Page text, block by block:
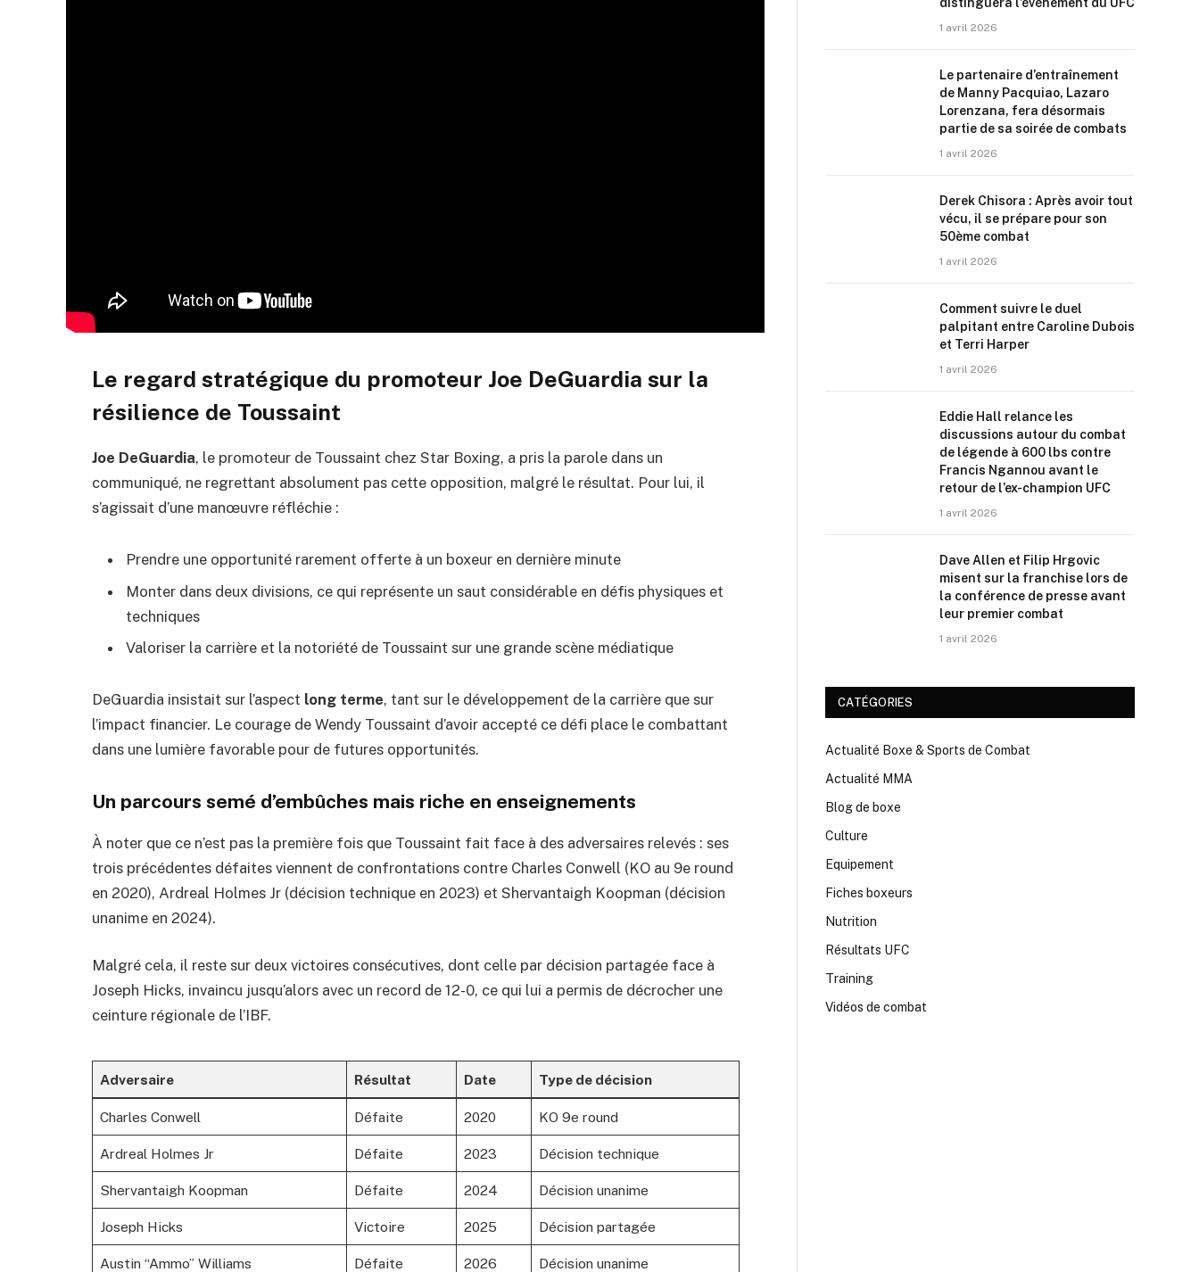
Le regard stratégique du promoteur Joe DeGuardia sur la
résilience de Toussaint
Joe DeGuardia, le promoteur de Toussaint chez Star Boxing, a pris la parole dans un
communiqué, ne regrettant absolument pas cette opposition, malgré le résultat. Pour lui, il
s’agissait d’une manœuvre réfléchie :
Prendre une opportunité rarement offerte à un boxeur en dernière minute
Monter dans deux divisions, ce qui représente un saut considérable en défis physiques et
techniques
Valoriser la carrière et la notoriété de Toussaint sur une grande scène médiatique
DeGuardia insistait sur l’aspect long terme, tant sur le développement de la carrière que sur
l’impact financier. Le courage de Wendy Toussaint d’avoir accepté ce défi place le combattant
dans une lumière favorable pour de futures opportunités.
Un parcours semé d’embûches mais riche en enseignements
À noter que ce n’est pas la première fois que Toussaint fait face à des adversaires relevés : ses
trois précédentes défaites viennent de confrontations contre Charles Conwell (KO au 9e round
en 2020), Ardreal Holmes Jr (décision technique en 2023) et Shervantaigh Koopman (décision
unanime en 2024).
Malgré cela, il reste sur deux victoires consécutives, dont celle par décision partagée face à
Joseph Hicks, invaincu jusqu’alors avec un record de 12-0, ce qui lui a permis de décrocher une
ceinture régionale de l’IBF.
Adversaire Résultat Date Type de décision
Charles Conwell Défaite 2020 KO 9e round
Ardreal Holmes Jr Défaite 2023 Décision technique
Shervantaigh Koopman Défaite 2024 Décision unanime
Joseph Hicks Victoire 2025 Décision partagée
Austin “Ammo” Williams Défaite 2026 Décision unanime
1 avril 2026
Le partenaire d’entraînement
de Manny Pacquiao, Lazaro
Lorenzana, fera désormais
partie de sa soirée de combats
1 avril 2026
Derek Chisora : Après avoir tout
vécu, il se prépare pour son
50ème combat
1 avril 2026
Comment suivre le duel
palpitant entre Caroline Dubois
et Terri Harper
1 avril 2026
Eddie Hall relance les
discussions autour du combat
de légende à 600 lbs contre
Francis Ngannou avant le
retour de l’ex-champion UFC
1 avril 2026
Dave Allen et Filip Hrgovic
misent sur la franchise lors de
la conférence de presse avant
leur premier combat
1 avril 2026
CATÉGORIES
Actualité Boxe & Sports de Combat
Actualité MMA
Blog de boxe
Culture
Equipement
Fiches boxeurs
Nutrition
Résultats UFC
Training
Vidéos de combat